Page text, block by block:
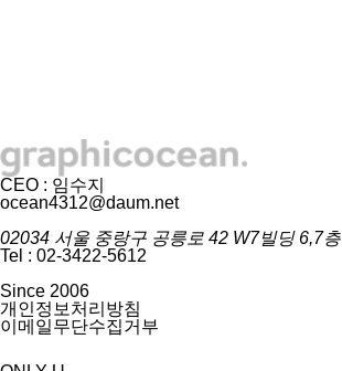
CEO : 임수지
ocean4312@daum.net
02034 서울 중랑구 공릉로 42 W7빌딩 6,7층
Tel : 02-3422-5612
Since 2006
개인정보처리방침
이메일무단수집거부